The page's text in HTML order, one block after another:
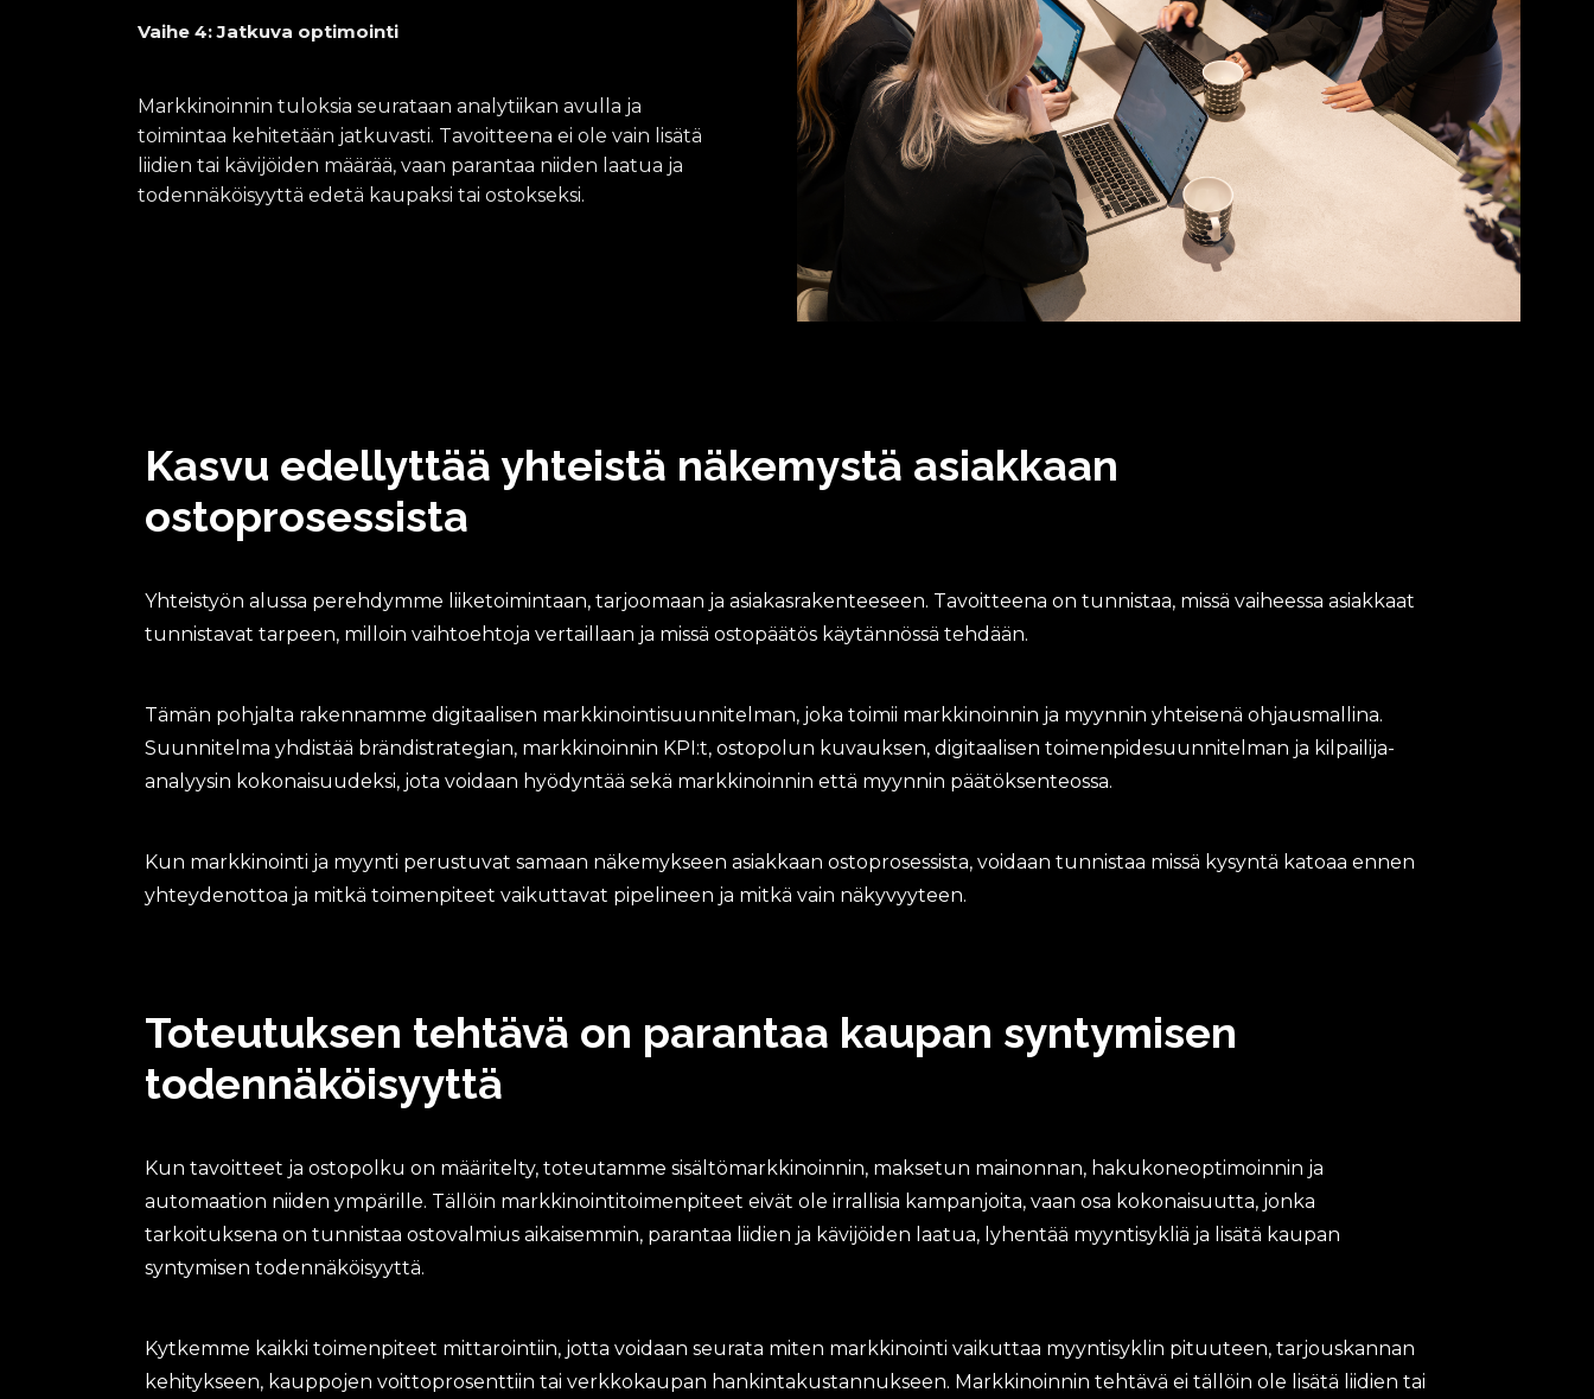
Vaihe 4: Jatkuva optimointi
Markkinoinnin tuloksia seurataan analytiikan avulla ja
toimintaa kehitetään jatkuvasti. Tavoitteena ei ole vain lisätä
liidien tai kävijöiden määrää, vaan parantaa niiden laatua ja
todennäköisyyttä edetä kaupaksi tai ostokseksi.
Kasvu edellyttää yhteistä näkemystä asiakkaan
ostoprosessista
Yhteistyön alussa perehdymme liiketoimintaan, tarjoomaan ja asiakasrakenteeseen. Tavoitteena on tunnistaa, missä vaiheessa asiakkaat
tunnistavat tarpeen, milloin vaihtoehtoja vertaillaan ja missä ostopäätös käytännössä tehdään.
Tämän pohjalta rakennamme digitaalisen markkinointisuunnitelman, joka toimii markkinoinnin ja myynnin yhteisenä ohjausmallina.
Suunnitelma yhdistää brändistrategian, markkinoinnin KPI:t, ostopolun kuvauksen, digitaalisen toimenpidesuunnitelman ja kilpailija-
analyysin kokonaisuudeksi, jota voidaan hyödyntää sekä markkinoinnin että myynnin päätöksenteossa.
Kun markkinointi ja myynti perustuvat samaan näkemykseen asiakkaan ostoprosessista, voidaan tunnistaa missä kysyntä katoaa ennen
yhteydenottoa ja mitkä toimenpiteet vaikuttavat pipelineen ja mitkä vain näkyvyyteen.
Toteutuksen tehtävä on parantaa kaupan syntymisen
todennäköisyyttä
Kun tavoitteet ja ostopolku on määritelty, toteutamme sisältömarkkinoinnin, maksetun mainonnan, hakukoneoptimoinnin ja
automaation niiden ympärille. Tällöin markkinointitoimenpiteet eivät ole irrallisia kampanjoita, vaan osa kokonaisuutta, jonka
tarkoituksena on tunnistaa ostovalmius aikaisemmin, parantaa liidien ja kävijöiden laatua, lyhentää myyntisykliä ja lisätä kaupan
syntymisen todennäköisyyttä.
Kytkemme kaikki toimenpiteet mittarointiin, jotta voidaan seurata miten markkinointi vaikuttaa myyntisyklin pituuteen, tarjouskannan
kehitykseen, kauppojen voittoprosenttiin tai verkkokaupan hankintakustannukseen. Markkinoinnin tehtävä ei tällöin ole lisätä liidien tai